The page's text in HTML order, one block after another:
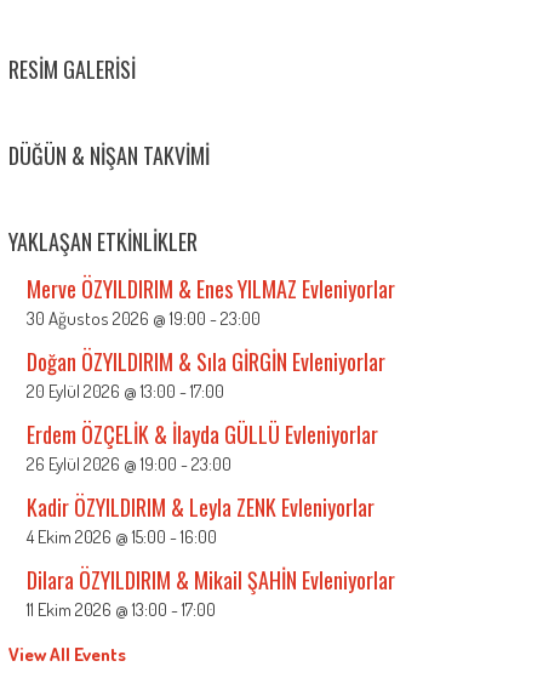
RESIM GALERISI
DÜĞÜN & NIŞAN TAKVIMI
YAKLAŞAN ETKINLIKLER
Merve ÖZYILDIRIM & Enes YILMAZ Evleniyorlar
30 Ağustos 2026 @ 19:00 -23:00
Doğan ÖZYILDIRIM & Sıla GİRGİN Evleniyorlar
20 Eylül 2026 @ 13:00 -17:00
Erdem ÖZÇELİK & İlayda GÜLLÜ Evleniyorlar
26 Eylül 2026 @ 19:00 -23:00
Kadir ÖZYILDIRIM & Leyla ZENK Evleniyorlar
4 Ekim 2026 @ 15:00 -16:00
Dilara ÖZYILDIRIM & Mikail ŞAHİN Evleniyorlar
11 Ekim 2026 @ 13:00 -17:00
View All Events